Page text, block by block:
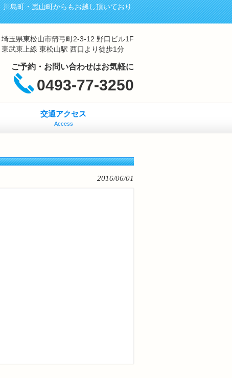
島町・嵐山町からもお越し頂いており
埼玉県東松山市箭弓町2-3-12 野口ビル1F
東武東上線 東松山駅 西口より徒歩1分
ご予約・お問い合わせはお気軽に
0493-77-3250
交通アクセス
Access
2016/06/01